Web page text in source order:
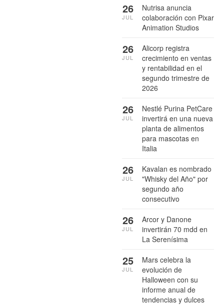
Nutrisa anuncia
colaboración con Pixar
Animation Studios
26
JUL
Alicorp registra
crecimiento en ventas
y rentabilidad en el
segundo trimestre de
2026
26
JUL
Nestlé Purina PetCare
invertirá en una nueva
planta de alimentos
para mascotas en
Italia
26
JUL
Kavalan es nombrado
"Whisky del Año" por
segundo año
consecutivo
26
JUL
Arcor y Danone
invertirán 70 mdd en
La Serenísima
26
JUL
Mars celebra la
evolución de
Halloween con su
informe anual de
tendencias y dulces
25
JUL